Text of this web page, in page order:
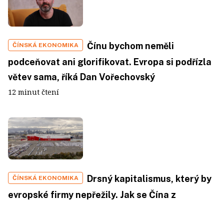
ČÍNSKÁ EKONOMIKA
Čínu bychom neměli
podceňovat ani glorifikovat. Evropa si podřízla
větev sama, říká Dan Vořechovský
12 minut čtení
ČÍNSKÁ EKONOMIKA
Drsný kapitalismus, který by
evropské firmy nepřežily. Jak se Čína z